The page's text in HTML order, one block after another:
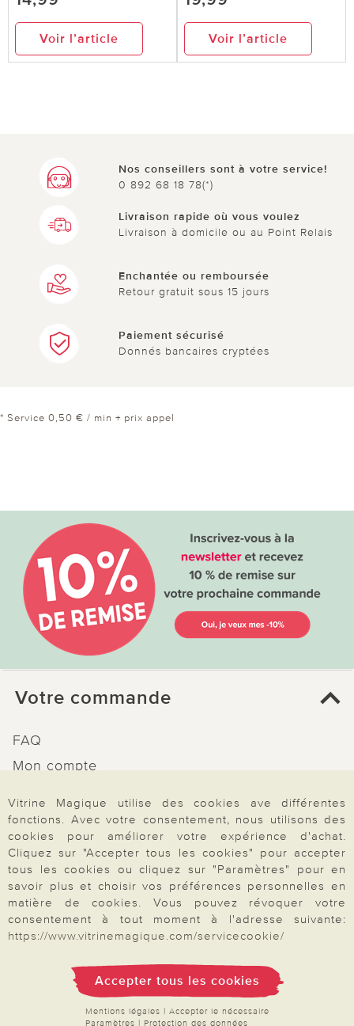
Voir l’article Voir l’article
Nos conseillers sont à votre service!
0 892 68 18 78(*)
Livraison rapide où vous voulez
Livraison à domicile ou au Point Relais
Enchantée ou remboursée
Retour gratuit sous 15 jours
Paiement sécurisé
Donnés bancaires cryptées
* Service 0,50 € / min + prix appel
Votre commande
FAQ
Mon compte
Demande de catalogue
Données personnelles
Droit de rétractation
Rétractation
Paiement & Livraison
Vitrine Magique utilise des cookies ave différentes
fonctions. Avec votre consentement, nous utilisons des
cookies pour améliorer votre expérience d'achat.
Cliquez sur "Accepter tous les cookies" pour accepter
tous les cookies ou cliquez sur "Paramètres" pour en
savoir plus et choisir vos préférences personnelles en
matière de cookies. Vous pouvez révoquer votre
consentement à tout moment à l'adresse suivante:
https://www.vitrinemagique.com/servicecookie/
Accepter tous les cookies
Mentions légales | Accepter le nécessaire
Paramètres | Protection des données